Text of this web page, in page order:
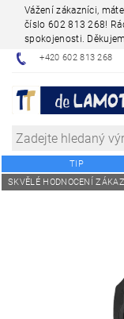
Vážení zákazníci,
číslo 602 813 268!
spokojenosti.
+420 602 813 268
TIP
SKVĚLÉ HODNOCENÍ